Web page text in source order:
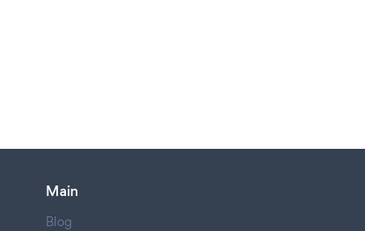
Main
Blog